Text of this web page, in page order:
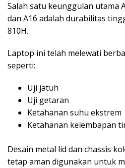
Salah satu keunggulan utama
dan A16 adalah durabilitas
810H.
Laptop ini telah melewati
seperti:
Uji jatuh
Uji getaran
Ketahanan suhu ekstrem
Ketahanan kelembapan
Desain metal lid dan chassis
tetap aman digunakan untuk